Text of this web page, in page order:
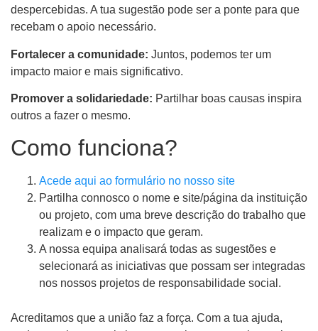
despercebidas. A tua sugestão pode ser a ponte para que
recebam o apoio necessário.
Fortalecer a comunidade: Juntos, podemos ter um
impacto maior e mais significativo.
Promover a solidariedade: Partilhar boas causas inspira
outros a fazer o mesmo.
Como funciona?
Acede aqui ao formulário no nosso site
Partilha connosco o nome e site/página da instituição
ou projeto, com uma breve descrição do trabalho que
realizam e o impacto que geram.
A nossa equipa analisará todas as sugestões e
selecionará as iniciativas que possam ser integradas
nos nossos projetos de responsabilidade social.
Acreditamos que a união faz a força. Com a tua ajuda,